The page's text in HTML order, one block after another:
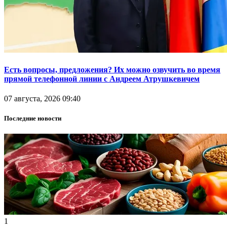
Есть вопросы, предложения? Их можно озвучить во время
прямой телефонной линии с Андреем Атрушкевичем
07 августа, 2026 09:40
Последние новости
1